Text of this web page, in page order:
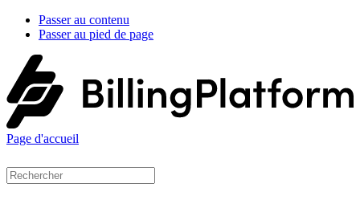
Passer au contenu
Passer au pied de page
Page d'accueil